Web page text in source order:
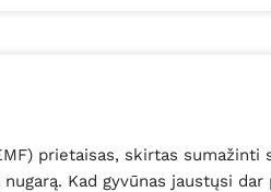
prietaisas, skirtas
nugarą. Kad gyvūnas jaustųsi